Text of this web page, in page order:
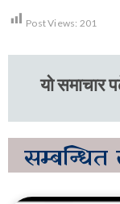
Post Views: 201
यो समाचार
सम्बन्धित